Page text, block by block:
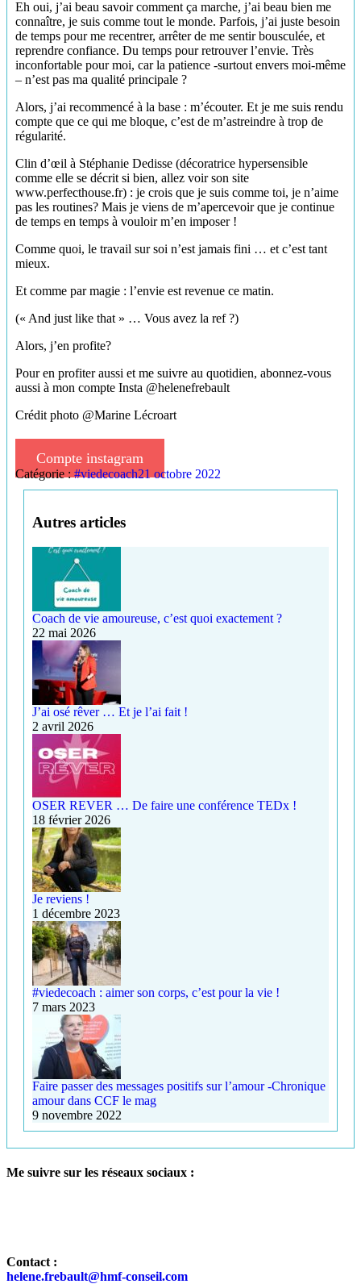
Eh oui, j’ai beau savoir comment ça marche, j’ai beau bien me
connaître, je suis comme tout le monde. Parfois, j’ai juste besoin
de temps pour me recentrer, arrêter de me sentir bousculée, et
reprendre confiance. Du temps pour retrouver l’envie. Très
inconfortable pour moi, car la patience -surtout envers moi-même
– n’est pas ma qualité principale ?
Alors, j’ai recommencé à la base : m’écouter. Et je me suis rendu
compte que ce qui me bloque, c’est de m’astreindre à trop de
régularité.
Clin d’œil à Stéphanie Dedisse (décoratrice hypersensible
comme elle se décrit si bien, allez voir son site
www.perfecthouse.fr) : je crois que je suis comme toi, je n’aime
pas les routines? Mais je viens de m’apercevoir que je continue
de temps en temps à vouloir m’en imposer !
Comme quoi, le travail sur soi n’est jamais fini … et c’est tant
mieux.
Et comme par magie : l’envie est revenue ce matin.
(« And just like that » … Vous avez la ref ?)
Alors, j’en profite?
Pour en profiter aussi et me suivre au quotidien, abonnez-vous
aussi à mon compte Insta @helenefrebault
Crédit photo @Marine Lécroart
Compte instagram
Catégorie : #viedecoach21 octobre 2022
Autres articles
Coach de vie amoureuse, c’est quoi exactement ?
22 mai 2026
J’ai osé rêver … Et je l’ai fait !
2 avril 2026
OSER REVER … De faire une conférence TEDx !
18 février 2026
Je reviens !
1 décembre 2023
#viedecoach : aimer son corps, c’est pour la vie !
7 mars 2023
Faire passer des messages positifs sur l’amour -Chronique
amour dans CCF le mag
9 novembre 2022
Me suivre sur les réseaux sociaux :
Contact :
helene.frebault@hmf-conseil.com